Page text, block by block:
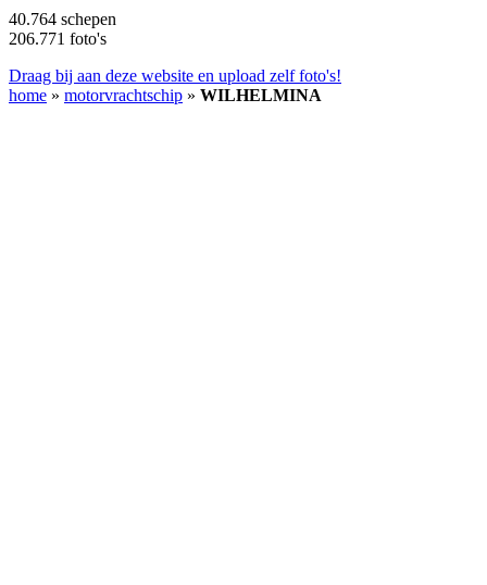
40.764 schepen
206.771 foto's
Draag bij aan deze website en upload zelf foto's!
home » motorvrachtschip » WILHELMINA